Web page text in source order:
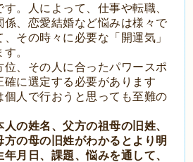
。人によって、仕事や転職、
係、恋愛結婚など悩みは様々で
その時々に必要な「開運気」
。
位、その人に合ったパワースポ
確に選定する必要があります
個人で行おうと思っても至難の
の姓名、父方の祖母の旧姓、
の母の旧姓がわかるとより明
月日、課題、悩みを通して、